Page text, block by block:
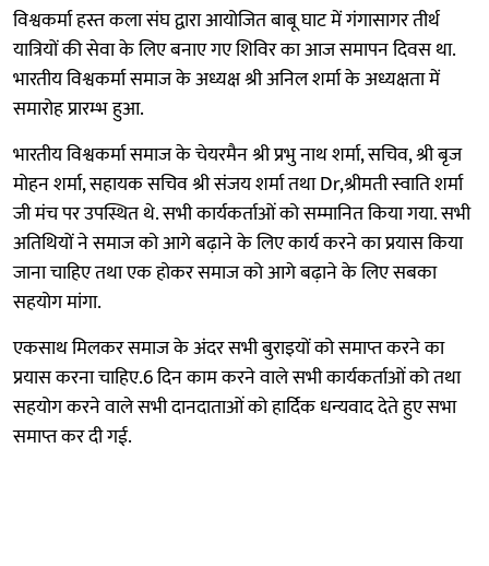
विश्वकर्मा हस्त कला संघ द्वारा आयोजित बाबू घाट में गंगासागर तीर्थ
यात्रियों की सेवा के लिए बनाए गए शिविर का आज समापन दिवस था.
भारतीय विश्वकर्मा समाज के अध्यक्ष श्री अनिल शर्मा के अध्यक्षता में
समारोह प्रारम्भ हुआ.
भारतीय विश्वकर्मा समाज के चेयरमैन श्री प्रभु नाथ शर्मा, सचिव, श्री बृज
मोहन शर्मा, सहायक सचिव श्री संजय शर्मा तथा Dr,श्रीमती स्वाति शर्मा
जी मंच पर उपस्थित थे. सभी कार्यकर्ताओं को सम्मानित किया गया. सभी
अतिथियों ने समाज को आगे बढ़ाने के लिए कार्य करने का प्रयास किया
जाना चाहिए तथा एक होकर समाज को आगे बढ़ाने के लिए सबका
सहयोग मांगा.
एकसाथ मिलकर समाज के अंदर सभी बुराइयों को समाप्त करने का
प्रयास करना चाहिए.6 दिन काम करने वाले सभी कार्यकर्ताओं को तथा
सहयोग करने वाले सभी दानदाताओं को हार्दिक धन्यवाद देते हुए सभा
समाप्त कर दी गई.